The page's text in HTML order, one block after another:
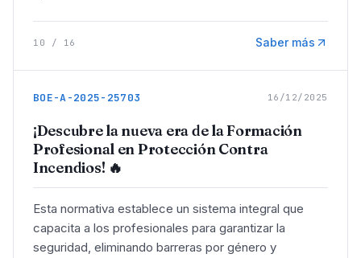
10 / 16 Saber más
BOE-A-2025-25703 16/12/2025
¡Descubre la nueva era de la Formación
Profesional en Protección Contra
Incendios! 🔥
Esta normativa establece un sistema integral que
capacita a los profesionales para garantizar la
seguridad, eliminando barreras por género y